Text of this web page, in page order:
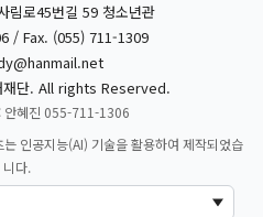
림로45번길 59 청소년관
/ Fax. (055) 711-1309
재단. All rights Reserved.
안혜진 055-711-1306
인공지능(AI) 기술을 활용하여 제작되었습
니다.